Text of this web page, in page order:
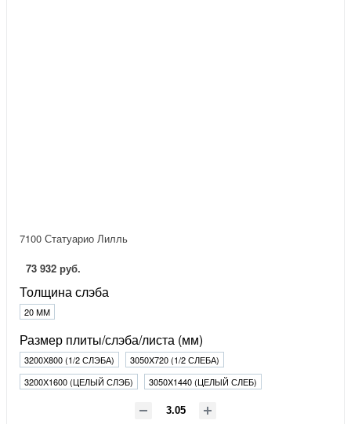
7100 Статуарио Лилль
73 932 руб.
Толщина слэба
20 ММ
Размер плиты/слэба/листа (мм)
3200Х800 (1/2 СЛЭБА)
3050X720 (1/2 СЛЕБА)
3200Х1600 (ЦЕЛЫЙ СЛЭБ)
3050X1440 (ЦЕЛЫЙ СЛЕБ)